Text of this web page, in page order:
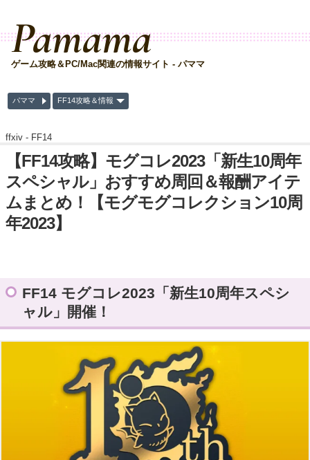
Pamama
ゲーム攻略＆PC/Mac関連の情報サイト - パママ
パママ FF14攻略＆情報
ffxiv - FF14
【FF14攻略】モグコレ2023「新生10周年
スペシャル」おすすめ周回＆報酬アイテ
ムまとめ！【モグモグコレクション10周
年2023】
FF14 モグコレ2023「新生10周年スペシ
ャル」開催！